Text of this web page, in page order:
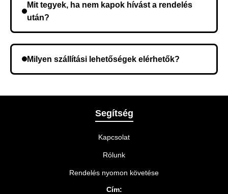
Mit tegyek, ha nem kapok hívást a rendelés
után?
meg a rendelést.
Milyen szállítási lehetőségek elérhetők?
legmegfelelőbb szállítási módot.
Segítség
Kapcsolat
Rólunk
Rendelés nyomon követése
Cím: